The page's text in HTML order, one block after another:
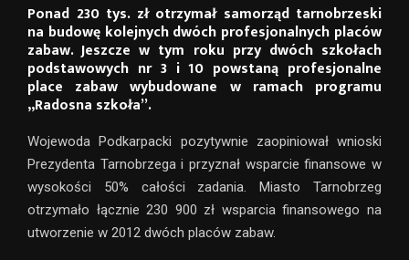
Ponad 230 tys. zł otrzymał samorząd tarnobrzeski
na budowę kolejnych dwóch profesjonalnych placów
zabaw. Jeszcze w tym roku przy dwóch szkołach
podstawowych nr 3 i 10 powstaną profesjonalne
place zabaw wybudowane w ramach programu
„Radosna szkoła”.
Wojewoda Podkarpacki pozytywnie zaopiniował wnioski
Prezydenta Tarnobrzega i przyznał wsparcie finansowe w
wysokości 50% całości zadania. Miasto Tarnobrzeg
otrzymało łącznie 230 900 zł wsparcia finansowego na
utworzenie w 2012 dwóch placów zabaw.